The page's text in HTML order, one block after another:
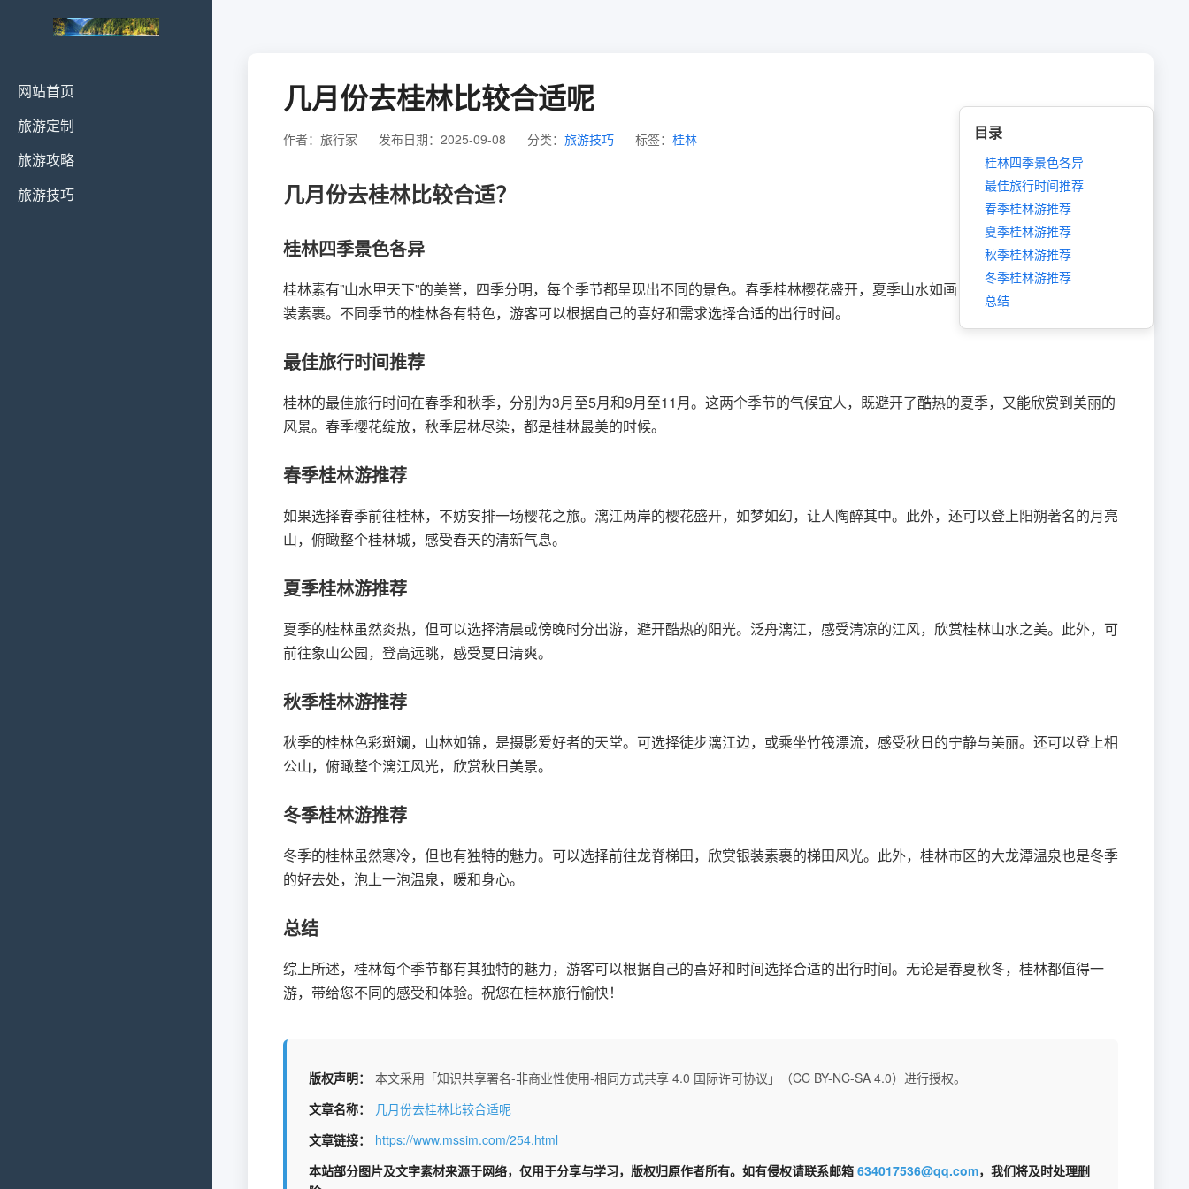
网站首页
旅游定制
旅游攻略
旅游技巧
几月份去桂林比较合适呢
作者：旅行家 发布日期：2025-09-08 分类： 旅游技巧 标签： 桂林
几月份去桂林比较合适？
桂林四季景色各异
桂林素有”山水甲天下”的美誉，四季分明，每个季节都呈现出不同的景色。春季桂林樱花盛开，夏季山水如画，秋季层林尽染，冬季银
装素裹。不同季节的桂林各有特色，游客可以根据自己的喜好和需求选择合适的出行时间。
最佳旅行时间推荐
桂林的最佳旅行时间在春季和秋季，分别为3月至5月和9月至11月。这两个季节的气候宜人，既避开了酷热的夏季，又能欣赏到美丽的
风景。春季樱花绽放，秋季层林尽染，都是桂林最美的时候。
春季桂林游推荐
如果选择春季前往桂林，不妨安排一场樱花之旅。漓江两岸的樱花盛开，如梦如幻，让人陶醉其中。此外，还可以登上阳朔著名的月亮
山，俯瞰整个桂林城，感受春天的清新气息。
夏季桂林游推荐
夏季的桂林虽然炎热，但可以选择清晨或傍晚时分出游，避开酷热的阳光。泛舟漓江，感受清凉的江风，欣赏桂林山水之美。此外，可
前往象山公园，登高远眺，感受夏日清爽。
秋季桂林游推荐
秋季的桂林色彩斑斓，山林如锦，是摄影爱好者的天堂。可选择徒步漓江边，或乘坐竹筏漂流，感受秋日的宁静与美丽。还可以登上相
公山，俯瞰整个漓江风光，欣赏秋日美景。
冬季桂林游推荐
冬季的桂林虽然寒冷，但也有独特的魅力。可以选择前往龙脊梯田，欣赏银装素裹的梯田风光。此外，桂林市区的大龙潭温泉也是冬季
的好去处，泡上一泡温泉，暖和身心。
总结
综上所述，桂林每个季节都有其独特的魅力，游客可以根据自己的喜好和时间选择合适的出行时间。无论是春夏秋冬，桂林都值得一
游，带给您不同的感受和体验。祝您在桂林旅行愉快！
版权声明：
本文采用「知识共享署名-非商业性使用-相同方式共享 4.0 国际许可协议」（CC BY-NC-SA 4.0）进行授权。
文章名称：
几月份去桂林比较合适呢
文章链接：
https://www.mssim.com/254.html
本站部分图片及文字素材来源于网络，仅用于分享与学习，版权归原作者所有。如有侵权请联系邮箱 634017536@qq.com，我们将及时处理删
目录
桂林四季景色各异
最佳旅行时间推荐
春季桂林游推荐
夏季桂林游推荐
秋季桂林游推荐
冬季桂林游推荐
总结